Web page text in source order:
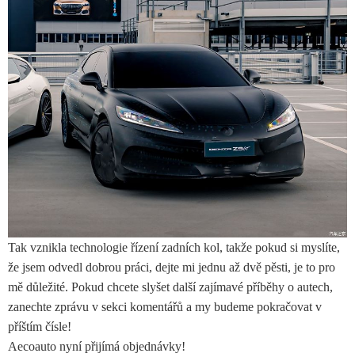
Tak vznikla technologie řízení zadních kol, takže pokud si myslíte,
že jsem odvedl dobrou práci, dejte mi jednu až dvě pěsti, je to pro
mě důležité. Pokud chcete slyšet další zajímavé příběhy o autech,
zanechte zprávu v sekci komentářů a my budeme pokračovat v
příštím čísle!
Aecoauto nyní přijímá objednávky!